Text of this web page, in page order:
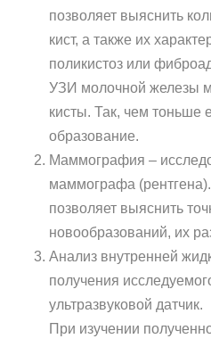
позволяет выяснить
кист, а также их
поликистоз или
УЗИ молочной железы
кисты. Так, чем тоньше
образование.
Маммография –
маммографа
позволяет выяснить
новообразований, их
Анализ внутренней
получения
ультразвуковой датчик.
При изучении